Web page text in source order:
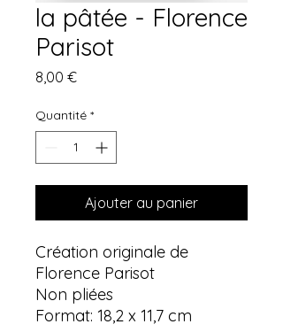
la pâtée - Florence
Parisot
8,00 €Prix
Quantité *
Ajouter au panier
Création originale de
Florence Parisot
Non pliées
Format: 18,2 x 11,7 cm